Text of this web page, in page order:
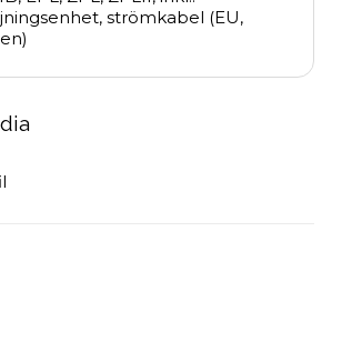
strömkabel (EU,